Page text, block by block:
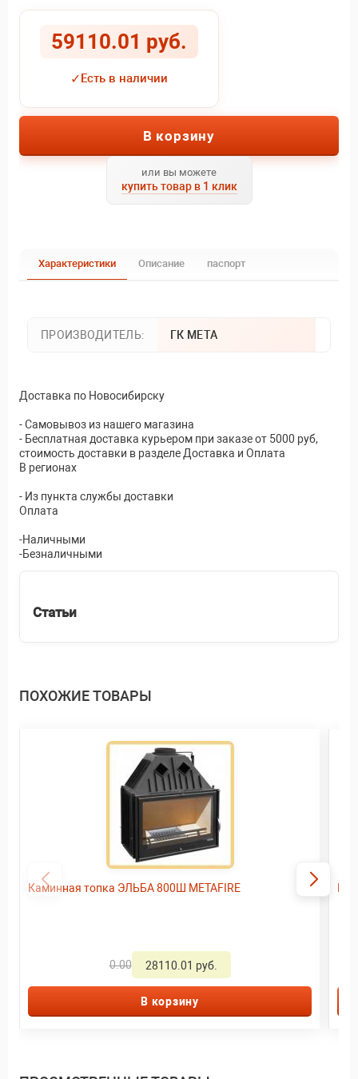
59110.01 руб.
✓Есть в наличии
В корзину
или вы можете
купить товар в 1 клик
Характеристики Описание паспорт
ПРОИЗВОДИТЕЛЬ: ГК МЕТА
Доставка по Новосибирску
- Самовывоз из нашего магазина
- Бесплатная доставка курьером при заказе от 5000 руб,
стоимость доставки в разделе Доставка и Оплата
В регионах
- Из пункта службы доставки
Оплата
-Наличными
-Безналичными
Статьи
ПОХОЖИЕ ТОВАРЫ
Каминная топка ЭЛЬБА 800Ш METAFIRE
0.00 28110.01 руб.
В корзину